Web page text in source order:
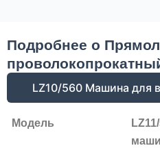
Подробнее о
LZ10/560 Машина для
Модель